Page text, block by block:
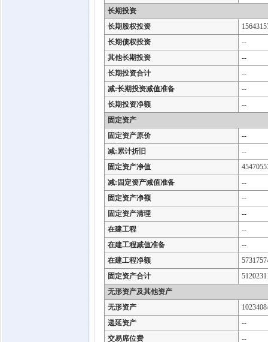
长期投资
长期股权投资
长期债权投资
--
其他长期投资
--
长期投资合计
--
减:长期投资减值准备
--
长期投资净额
--
固定资产
固定资产原价
--
减:累计折旧
--
固定资产净值
减:固定资产减值准备
--
固定资产净额
--
固定资产清理
--
在建工程
--
在建工程减值准备
--
在建工程净额
固定资产合计
无形资产及其他资产
无形资产
递延资产
--
交易席位费
--